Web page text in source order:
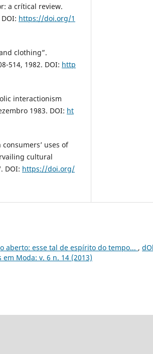
a crítical review.
https://doi.org/1
clothing”.
514, 1982. DOI: http
interactionism
1983. DOI: ht
consumers’ uses of
cultural
DOI: https://doi.org/
aberto: esse tal de espírito do tempo... ,
Moda: v. 6 n. 14 (2013)